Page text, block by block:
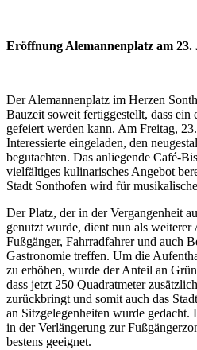
Eröffnung Alemannenplatz am 23.
Der Alemannenplatz im Herzen
Bauzeit soweit fertiggestellt, dass ein
gefeiert werden kann. Am Freitag,
Interessierte eingeladen, den
begutachten. Das anliegende Café-
vielfältiges kulinarisches Angebot
Stadt Sonthofen wird für
Der Platz, der in der Vergangenheit
genutzt wurde, dient nun als weiterer
Fußgänger, Fahrradfahrer und auch
Gastronomie treffen. Um die
zu erhöhen, wurde der Anteil an
dass jetzt 250 Quadratmeter
zurückbringt und somit auch das
an Sitzgelegenheiten wurde
in der Verlängerung zur
bestens geeignet.